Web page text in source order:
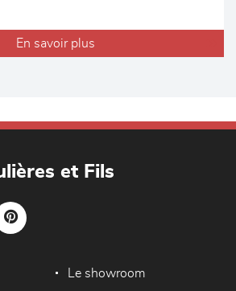
En savoir plus
et Fils
Le showroom